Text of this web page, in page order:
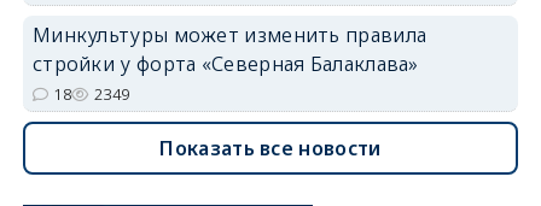
Минкультуры может изменить правила
стройки у форта «Северная Балаклава»
18 2349
Показать все новости